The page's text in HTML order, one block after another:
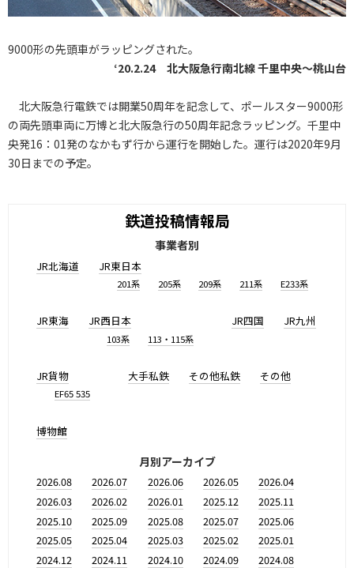
9000形の先頭車がラッピングされた。
‘20.2.24 北大阪急行南北線 千里中央～桃山台
北大阪急行電鉄では開業50周年を記念して、ポールスター9000形
の両先頭車両に万博と北大阪急行の50周年記念ラッピング。千里中
央発16：01発のなかもず行から運行を開始した。運行は2020年9月
30日までの予定。
鉄道投稿情報局
事業者別
JR北海道 JR東日本
201系 205系 209系 211系 E233系
JR東海 JR西日本
103系 113・115系
JR四国 JR九州
JR貨物
EF65 535
大手私鉄 その他私鉄 その他
博物館
月別アーカイブ
2026.08 2026.07 2026.06 2026.05
2026.04
2026.03
2026.02 2026.01 2025.12
2025.11
2025.10
2025.09 2025.08 2025.07
2025.06
2025.05
2025.04 2025.03 2025.02
2025.01
2024.12
2024.11 2024.10 2024.09
2024.08